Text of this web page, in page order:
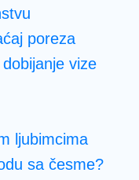
poreza
vize
ljubimcima
sa česme?